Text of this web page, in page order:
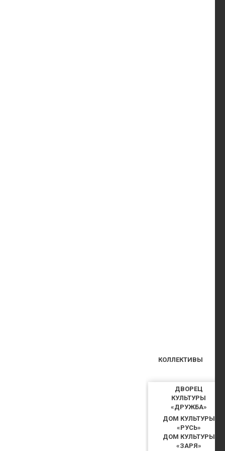
ДВОРЕЦ
КУЛЬТУРЫ
«ДРУЖБА»
ДОМ КУЛЬТУРЫ
«РУСЬ»
ДОМ КУЛЬТУРЫ
«ЗАРЯ»
КОЛЛЕКТИВЫ